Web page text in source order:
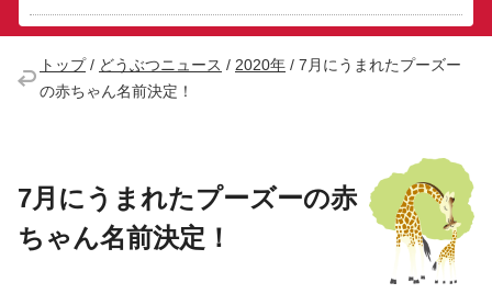
トップ/ どうぶつニュース / 2020年 / 7月にうまれたプーズー
の赤ちゃん名前決定！
7月にうまれたプーズーの赤
ちゃん名前決定！